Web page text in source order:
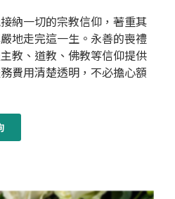
納一切的宗教信仰，著重其
地走完這一生。永善的喪禮
教、道教、佛教等信仰提供
費用清楚透明，不必擔心額